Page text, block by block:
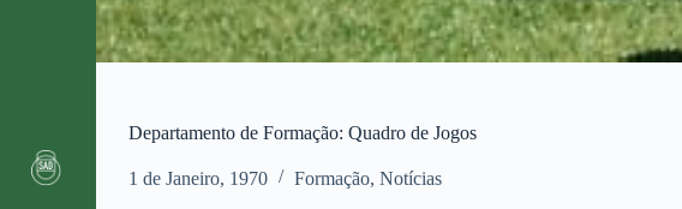
Departamento de Formação: Quadro de Jogos
1 de Janeiro, 1970 Formação,Notícias